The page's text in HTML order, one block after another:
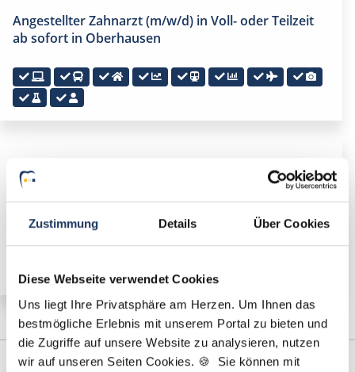
Zustimmung Details Über Cookies
Diese Webseite verwendet Cookies
Uns liegt Ihre Privatsphäre am Herzen. Um Ihnen das
bestmögliche Erlebnis mit unserem Portal zu bieten und
die Zugriffe auf unsere Website zu analysieren, nutzen
wir auf unseren Seiten Cookies. 🍪 Sie können mit
Angestellter Zahnarzt (m/w/d) in Voll- oder Teilzeit
ab sofort in Oberhausen
Angestellter Zahnarzt (m/w/d) in Vollzeit ab sofort in